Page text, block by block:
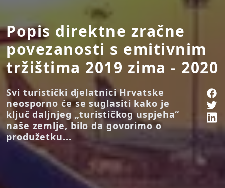
Popis direktne zračne
povezanosti s emitivnim
tržištima 2019 zima - 2020
Svi turistički djelatnici Hrvatske
neosporno će se suglasiti kako je
ključ daljnjeg „turističkog uspjeha“
naše zemlje, bilo da govorimo o
produžetku...